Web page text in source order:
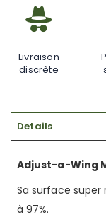
Livraison
discrète
Details
Adjust-a-Wing
Sa surface
à 97%.